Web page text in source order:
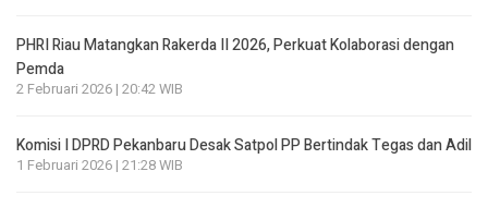
PHRI Riau Matangkan Rakerda II 2026, Perkuat Kolaborasi dengan
Pemda
2 Februari 2026 | 20:42 WIB
Komisi I DPRD Pekanbaru Desak Satpol PP Bertindak Tegas dan Adil
1 Februari 2026 | 21:28 WIB